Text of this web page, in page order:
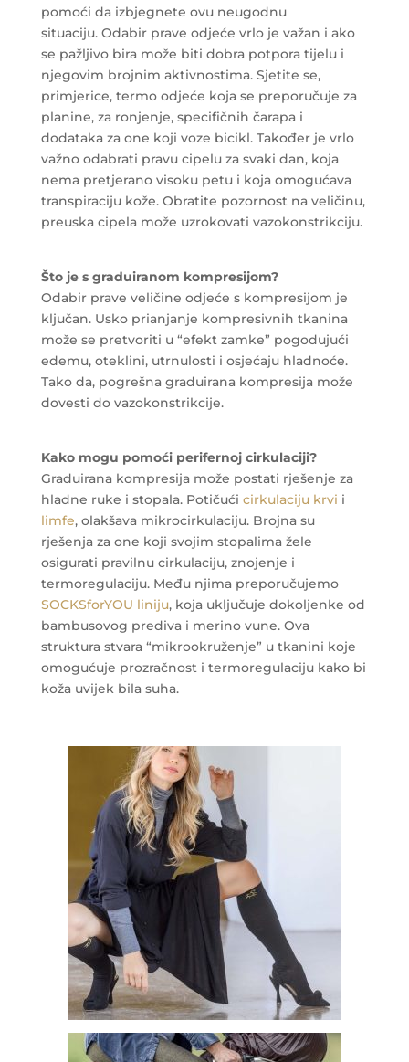
pomoći da izbjegnete ovu neugodnu
situaciju. Odabir prave odjeće vrlo je važan i ako
se pažljivo bira može biti dobra potpora tijelu i
njegovim brojnim aktivnostima. Sjetite se,
primjerice, termo odjeće koja se preporučuje za
planine, za ronjenje, specifičnih čarapa i
dodataka za one koji voze bicikl. Također je vrlo
važno odabrati pravu cipelu za svaki dan, koja
nema pretjerano visoku petu i koja omogućava
transpiraciju kože. Obratite pozornost na veličinu,
preuska cipela može uzrokovati vazokonstrikciju.
Što je s graduiranom kompresijom?
Odabir prave veličine odjeće s kompresijom je
ključan. Usko prianjanje kompresivnih tkanina
može se pretvoriti u “efekt zamke” pogodujući
edemu, oteklini, utrnulosti i osjećaju hladnoće.
Tako da, pogrešna graduirana kompresija može
dovesti do vazokonstrikcije.
Kako mogu pomoći perifernoj cirkulaciji?
Graduirana kompresija može postati rješenje za
hladne ruke i stopala. Potičući cirkulaciju krvi i
limfe, olakšava mikrocirkulaciju. Brojna su
rješenja za one koji svojim stopalima žele
osigurati pravilnu cirkulaciju, znojenje i
termoregulaciju. Među njima preporučujemo
SOCKSforYOU liniju, koja uključuje dokoljenke od
bambusovog prediva i merino vune. Ova
struktura stvara “mikrookruženje” u tkanini koje
omogućuje prozračnost i termoregulaciju kako bi
koža uvijek bila suha.